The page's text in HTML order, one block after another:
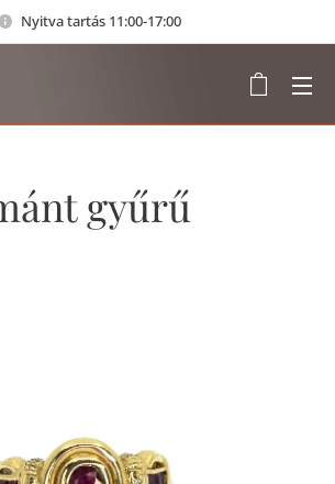
Nyitva tartás 11:00-17:00
gyűrű